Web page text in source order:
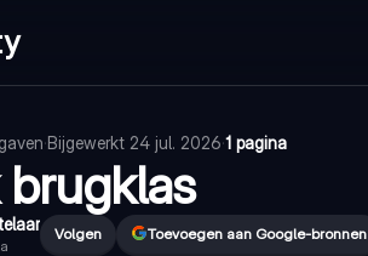
·Bijgewerkt 24 jul. 2026·1 pagina
Volgen Toevoegen aan Google-bronnen